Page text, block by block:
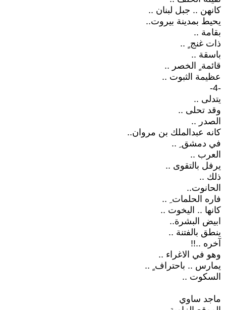
كانهن .. جبل لبنان ..
يحيط بمدينة بيروت..
بقامة ..
ذات غنج ٍ ..
باسقة ..
قائمة ٍ الخصر ..
عظيمة الثبوت ..
-4-
يتدلى ..
وقد تحلى ..
الصدر ..
كانه عبدالملك بن مروان..
في دمشق ِ ..
العرب ..
يرفل بالتقوى ..
ذلك ..
الحانوت..
فاره الحلمات ِ ..
كانها .. اليخوت ..
ابيض البشرة..
ينطق بالفتنة ..
آخره ..!!
وهو في الاغراء ..
يمارس .. باحتراف ٍ ..
السكوت ..
ماجد ساوي